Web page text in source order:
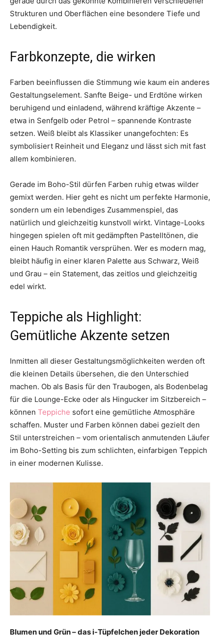
Strukturen und Oberflächen eine besondere Tiefe und
Lebendigkeit.
Farbkonzepte, die wirken
Farben beeinflussen die Stimmung wie kaum ein anderes
Gestaltungselement. Sanfte Beige- und Erdtöne wirken
beruhigend und einladend, während kräftige Akzente –
etwa in Senfgelb oder Petrol – spannende Kontraste
setzen. Weiß bleibt als Klassiker unangefochten: Es
symbolisiert Reinheit und Eleganz und lässt sich mit fast
allem kombinieren.
Gerade im Boho-Stil dürfen Farben ruhig etwas wilder
gemixt werden. Hier geht es nicht um perfekte Harmonie,
sondern um ein lebendiges Zusammenspiel, das
natürlich und gleichzeitig kunstvoll wirkt. Vintage-Looks
hingegen spielen oft mit gedämpften Pastelltönen, die
einen Hauch Romantik versprühen. Wer es modern mag,
bleibt häufig in einer klaren Palette aus Schwarz, Weiß
und Grau – ein Statement, das zeitlos und gleichzeitig
edel wirkt.
Teppiche als Highlight:
Gemütliche Akzente setzen
Inmitten all dieser Gestaltungsmöglichkeiten werden oft
die kleinen Details übersehen, die den Unterschied
machen. Ob als Basis für den Traubogen, als Bodenbelag
für die Lounge-Ecke oder als Hingucker im Sitzbereich –
können Teppiche sofort eine gemütliche Atmosphäre
schaffen. Muster und Farben können dabei gezielt den
Stil unterstreichen – vom orientalisch anmutenden Läufer
im Boho-Setting bis zum schlichten, einfarbigen Teppich
in einer modernen Kulisse.
Blumen und Grün – das i-Tüpfelchen jeder Dekoration